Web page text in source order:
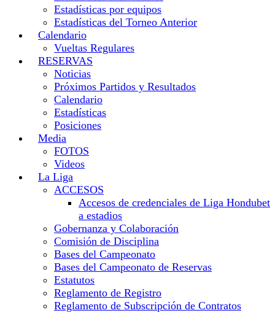
Estadísticas por equipos
Estadísticas del Torneo Anterior
Calendario
Vueltas Regulares
RESERVAS
Noticias
Próximos Partidos y Resultados
Calendario
Estadísticas
Posiciones
Media
FOTOS
Videos
La Liga
ACCESOS
Accesos de credenciales de Liga Hondubet
a estadios
Gobernanza y Colaboración
Comisión de Disciplina
Bases del Campeonato
Bases del Campeonato de Reservas
Estatutos
Reglamento de Registro
Reglamento de Subscripción de Contratos